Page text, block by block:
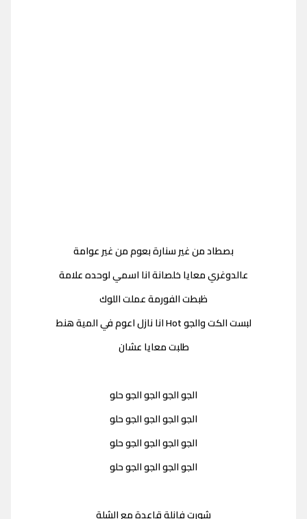
بصطاد من غير سنارة بعوم من غير عوامة
عالدوغري معايا خلصانة انا اسمي لوحده علامة
ظبطت الفورمة عملت اللوك
لبست الكت والجو Hot انا نازل اعوم في المية هنط
طلبت معايا عشان
الجو الجو الجو الجو حلو
الجو الجو الجو الجو حلو
الجو الجو الجو الجو حلو
الجو الجو الجو الجو حلو
شورت فانلة قاعدة مع الشلة